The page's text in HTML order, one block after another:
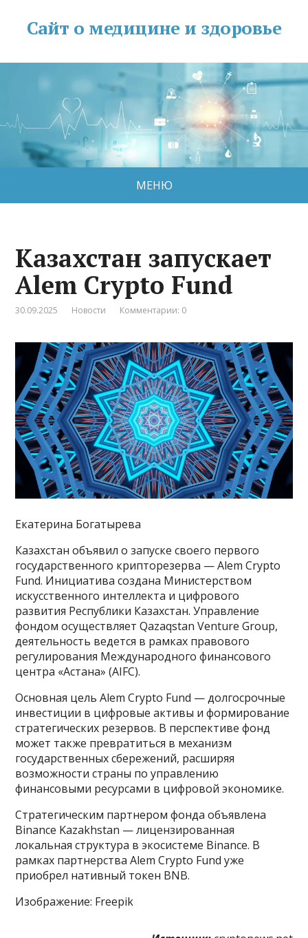
Сайт о медицине и здоровье
МЕНЮ
Казахстан запускает
Alem Crypto Fund
30.09.2025 Новости Комментарии: 0
Екатерина Богатырева
Казахстан объявил о запуске своего первого
государственного крипторезерва — Alem Crypto
Fund. Инициатива создана Министерством
искусственного интеллекта и цифрового
развития Республики Казахстан. Управление
фондом осуществляет Qazaqstan Venture Group,
деятельность ведется в рамках правового
регулирования Международного финансового
центра «Астана» (AIFC).
Основная цель Alem Crypto Fund — долгосрочные
инвестиции в цифровые активы и формирование
стратегических резервов. В перспективе фонд
может также превратиться в механизм
государственных сбережений, расширяя
возможности страны по управлению
финансовыми ресурсами в цифровой экономике.
Стратегическим партнером фонда объявлена
Binance Kazakhstan — лицензированная
локальная структура в экосистеме Binance. В
рамках партнерства Alem Crypto Fund уже
приобрел нативный токен BNB.
Изображение: Freepik